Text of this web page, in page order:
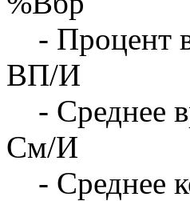
- Процент
ВП/И
- Среднее
См/И
- Среднее